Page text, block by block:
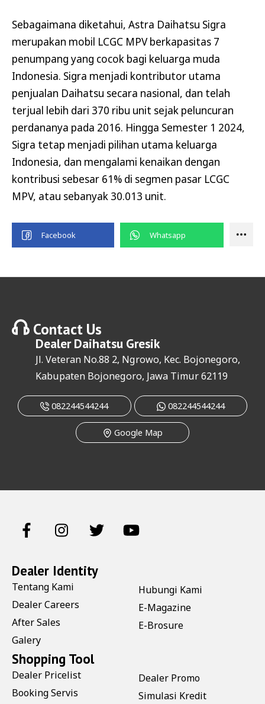
Sebagaimana diketahui, Astra Daihatsu Sigra
merupakan mobil LCGC MPV berkapasitas 7
penumpang yang cocok bagi keluarga muda
Indonesia. Sigra menjadi kontributor utama
penjualan Daihatsu secara nasional, dan telah
terjual lebih dari 370 ribu unit sejak peluncuran
perdananya pada 2016. Hingga Semester 1 2024,
Sigra tetap menjadi pilihan utama keluarga
Indonesia, dan mengalami kenaikan dengan
kontribusi sebesar 61% di segmen pasar LCGC
MPV, atau sebanyak 30.013 unit.
Contact Us
DealerDaihatsu Gresik
Jl. Veteran No.88 2, Ngrowo, Kec. Bojonegoro,
Kabupaten Bojonegoro, Jawa Timur 62119
082244544244 082244544244
Google Map
Dealer Identity
Tentang Kami
Dealer Careers
After Sales
Galery
Hubungi Kami
E-Magazine
E-Brosure
Shopping Tool
Dealer Pricelist
Booking Servis
Dealer Promo
Simulasi Kredit